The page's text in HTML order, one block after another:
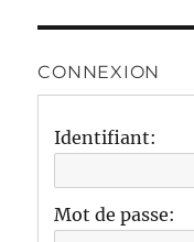
CONNEXION
Identifiant:
Mot de passe: